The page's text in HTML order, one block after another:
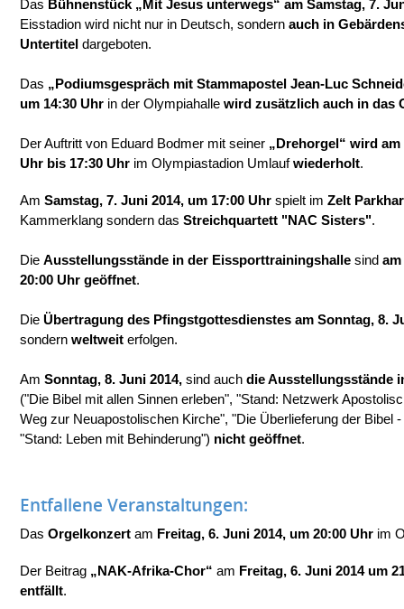
Das Bühnenstück „Mit Jesus unterwegs“ am Samstag, 7.
Eisstadion wird nicht nur in Deutsch, sondern auch in
Untertitel dargeboten.
Das „Podiumsgespräch mit Stammapostel Jean-Luc
um 14:30 Uhr in der Olympiahalle wird zusätzlich auch in das
Der Auftritt von Eduard Bodmer mit seiner „Drehorgel“ wird am
Uhr bis 17:30 Uhr im Olympiastadion Umlaufwiederholt.
Am Samstag, 7. Juni 2014, um 17:00 Uhr spielt im Zelt
Kammerklang sondern das Streichquartett "NAC Sisters".
Die Ausstellungsstände in der Eissporttrainingshalle sind
20:00 Uhr geöffnet.
Die Übertragung des Pfingstgottesdienstes am Sonntag, 8.
sondern weltweit erfolgen.
Am Sonntag, 8. Juni 2014, sind auch die Ausstellungsstände
("Die Bibel mit allen Sinnen erleben", "Stand: Netzwerk
Weg zur Neuapostolischen Kirche", "Die Überlieferung der Bibel
"Stand: Leben mit Behinderung") nicht geöffnet.
Entfallene Veranstaltungen:
Das Orgelkonzert am Freitag, 6. Juni 2014, um 20:00 Uhr im
Der Beitrag „NAK-Afrika-Chor“ am Freitag, 6. Juni 2014 um
entfällt.